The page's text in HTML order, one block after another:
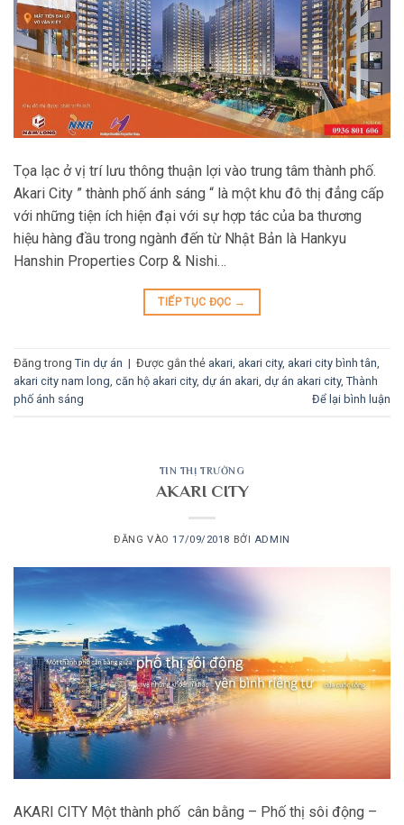
Tọa lạc ở vị trí lưu thông thuận lợi vào trung tâm thành phố.
Akari City ” thành phố ánh sáng “ là một khu đô thị đẳng cấp
với những tiện ích hiện đại với sự hợp tác của ba thương
hiệu hàng đầu trong ngành đến từ Nhật Bản là Hankyu
Hanshin Properties Corp & Nishi…
TIẾP TỤC ĐỌC →
Đăng trong Tin dự án | Được gắn thẻ akari akari city, akari city bình tân
akari city nam long căn hộ akari city, dự án akari dự án akari city, Thành
phố ánh sáng
Để lại bình luận
TIN THỊ TRƯỜNG
AKARI CITY
ĐĂNG VÀO17/09/2018 BỞI ADMIN
AKARI CITY Một thành phố cân bằng – Phố thị sôi động –